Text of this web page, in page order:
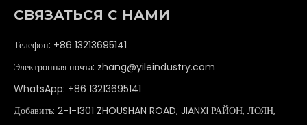
СВЯЗАТЬСЯ С НАМИ
Телефон: +86 13213695141
Электронная почта: zhang@yileindustry.com
WhatsApp: +86 13213695141
Добавить: 2-1-1301 ZHOUSHAN ROAD, JIANXI РАЙОН, ЛОЯН,